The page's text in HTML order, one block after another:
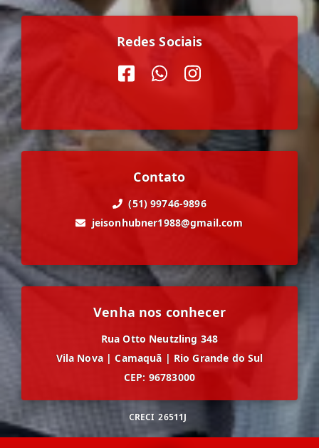
Redes Sociais
Contato
(51) 99746-9896
jeisonhubner1988@gmail.com
Venha nos conhecer
Rua Otto Neutzling 348
Vila Nova | Camaquã | Rio Grande do Sul
CEP: 96783000
CRECI 26511J